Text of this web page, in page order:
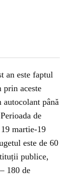
an este faptul
prin aceste
autocolant până
de
martie-19
este de 60
publice,
180 de